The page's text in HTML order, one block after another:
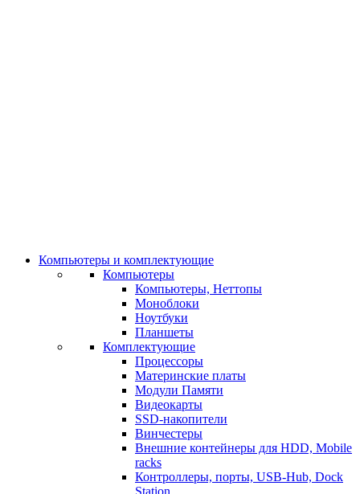
Компьютеры и комплектующие
Компьютеры
Компьютеры, Неттопы
Моноблоки
Ноутбуки
Планшеты
Комплектующие
Процессоры
Материнские платы
Модули Памяти
Видеокарты
SSD-накопители
Винчестеры
Внешние контейнеры для HDD, Mobile
racks
Контроллеры, порты, USB-Hub, Dock
Station